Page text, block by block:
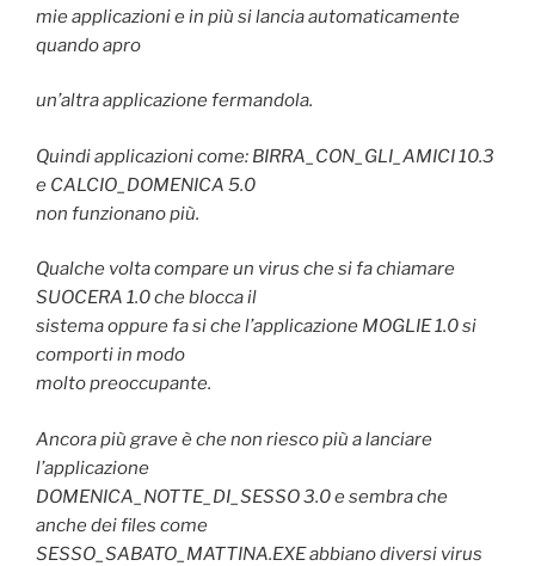
mie applicazioni e in più si lancia automaticamente
quando apro
un’altra applicazione fermandola.
Quindi applicazioni come: BIRRA_CON_GLI_AMICI 10.3
e CALCIO_DOMENICA 5.0
non funzionano più.
Qualche volta compare un virus che si fa chiamare
SUOCERA 1.0 che blocca il
sistema oppure fa si che l’applicazione MOGLIE 1.0 si
comporti in modo
molto preoccupante.
Ancora più grave è che non riesco più a lanciare
l’applicazione
DOMENICA_NOTTE_DI_SESSO 3.0 e sembra che
anche dei files come
SESSO_SABATO_MATTINA.EXE abbiano diversi virus